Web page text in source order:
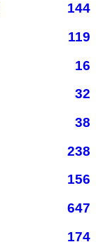
144
119
16
32
38
238
156
647
174